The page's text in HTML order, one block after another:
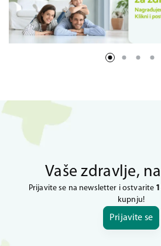
Vaše zdravlje,
Prijavite se na newsletter i ostvarite
kupnju!
Prijavite se